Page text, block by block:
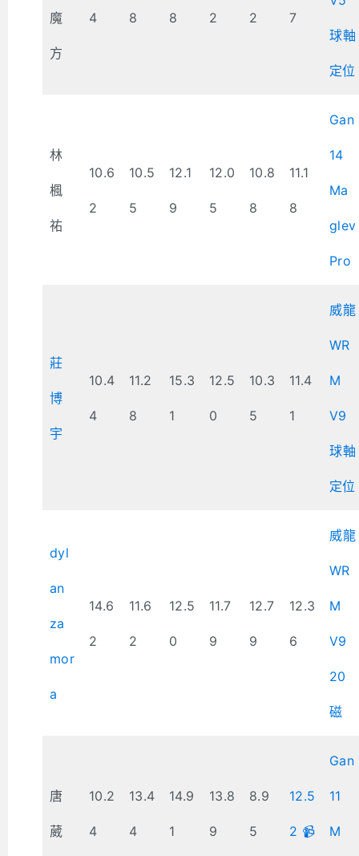
魔
方
4 8 8 2 2 7
球軸
定位
林
楓
祐
10.6
2
10.5
5
12.1
9
12.0
5
10.8
8
11.1
8
Gan
14
Ma
glev
Pro
莊
博
宇
10.4
4
11.2
8
15.3
1
12.5
0
10.3
5
11.4
1
威龍
WR
M
V9
球軸
定位
dyl
an
za
mor
a
14.6
2
11.6
2
12.5
0
11.7
9
12.7
9
12.3
6
威龍
WR
M
V9
20
磁
唐
葳
10.2
4
13.4
4
14.9
1
13.8
9
8.9
5
12.5
2 📹
Gan
11
M